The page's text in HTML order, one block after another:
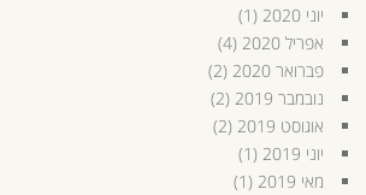
יוני 2020
(1)
אפריל 2020
(4)
פברואר 2020
(2)
נובמבר 2019
(2)
אוגוסט 2019
(2)
יוני 2019
(1)
מאי 2019
(1)